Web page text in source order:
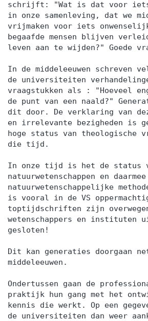
schrijft: "Wat is dat voor iets
in onze samenleving, dat we
vrijmaken voor iets
begaafde mensen blijven
leven aan te wijden?" Goede
In de middeleeuwen schreven
de universiteiten
vraagstukken als : "Hoeveel
de punt van een naald?"
dit door. De verklaring van
en irrelevante bezigheden is
hoge status van theologische
die tijd.
In onze tijd is het de status
natuurwetenschappen en
natuurwetenschappelijke
is vooral in de VS
toptijdschriften zijn
wetenschappers en instituten
gesloten!
Dit kan generaties doorgaan
middeleeuwen.
Ondertussen gaan de
praktijk hun gang met het
kennis die werkt. Op een
de universiteiten dan weer